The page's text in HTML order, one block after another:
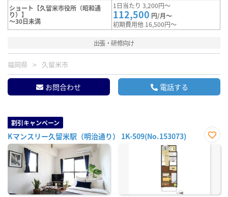
ショート【久留米市役所（昭和通
り）】
～30日未満
1日当たり 3,200円～
112,500 円/月～
初期費用他 16,500円～
出張・研修向け
福岡県 久留米市
お問合わせ 電話する
割引キャンペーン
Kマンスリー久留米駅（明治通り） 1K-509(No.153073)
お気